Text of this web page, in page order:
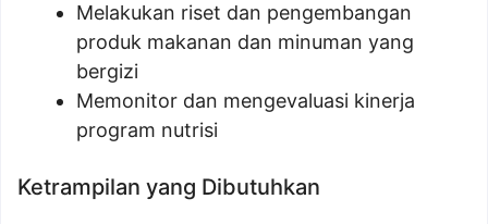
Melakukan riset dan pengembangan
produk makanan dan minuman yang
bergizi
Memonitor dan mengevaluasi kinerja
program nutrisi
Ketrampilan yang Dibutuhkan